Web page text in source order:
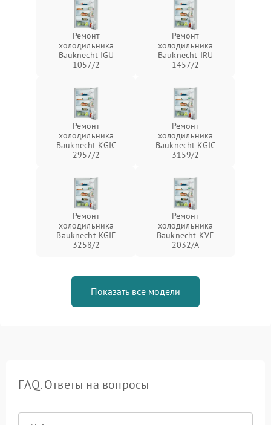
Ремонт
холодильника
Bauknecht IGU
1057/2
Ремонт
холодильника
Bauknecht IRU
1457/2
Ремонт
холодильника
Bauknecht KGIC
2957/2
Ремонт
холодильника
Bauknecht KGIC
3159/2
Ремонт
холодильника
Bauknecht KGIF
3258/2
Ремонт
холодильника
Bauknecht KVE
2032/A
Показать все модели
FAQ. Ответы на вопросы